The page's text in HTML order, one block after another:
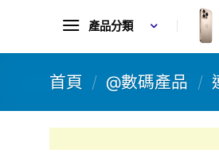
產品分類
首頁 / @數碼產品 /